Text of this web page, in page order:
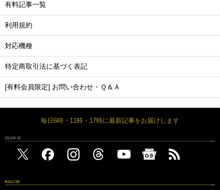
有料記事一覧
利用規約
対応機種
特定商取引法に基づく表記
[有料会員限定] お問い合わせ・Ｑ＆Ａ
毎日6時・11時・17時に最新記事をお届けします
FOLLOW US
MAGAZINE